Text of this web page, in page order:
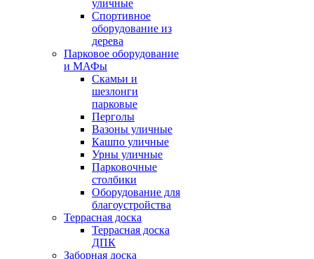
уличные
Спортивное
оборудование из
дерева
Парковое оборудование
и МАФы
Скамьи и
шезлонги
парковые
Перголы
Вазоны уличные
Кашпо уличные
Урны уличные
Парковочные
столбики
Оборудование для
благоустройства
Террасная доска
Террасная доска
ДПК
Заборная доска